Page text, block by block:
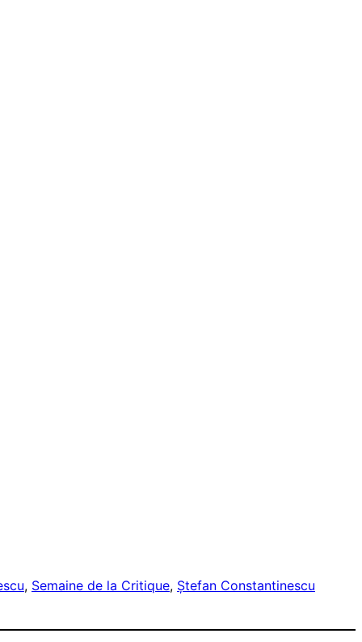
, Semaine de la Critique, Ştefan Constantinescu